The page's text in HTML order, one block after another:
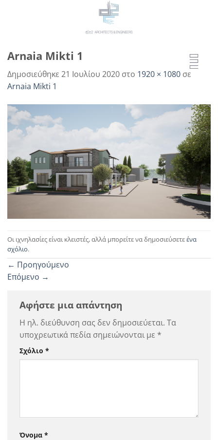
Arnaia Mikti 1
Δημοσιεύθηκε 21 Ιουλίου 2020 στο 1920 × 1080 σε
Arnaia Mikti 1
Οι ιχνηλασίες είναι κλειστές, αλλά μπορείτε να δημοσιεύσετεένα
σχόλιο.
← Προηγούμενο
Επόμενο →
Αφήστε μια απάντηση
Η ηλ. διεύθυνση σας δεν δημοσιεύεται. Τα
υποχρεωτικά πεδία σημειώνονται με *
Σχόλιο *
Όνομα *